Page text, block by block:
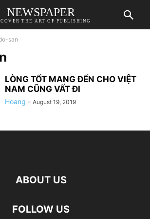
NEWSPAPER
THE ART OF PUBLISHING
san
LÒNG TỐT MANG ĐẾN CHO VIỆT
NAM CŨNG VẤT ĐI
Hoang - August 19, 2019
ABOUT US
FOLLOW US